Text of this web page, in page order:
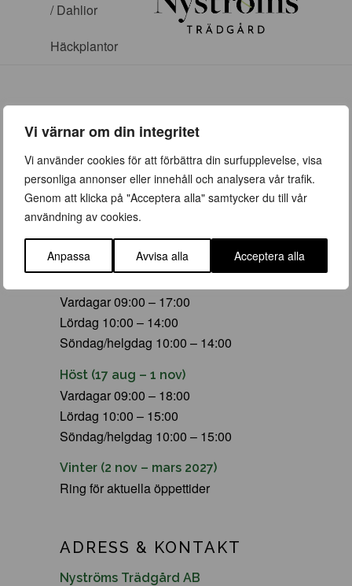
Vi värnar om din integritet
Vi använder cookies för att förbättra din surfupplevelse, visa
personliga annonser eller innehåll och analysera vår trafik.
Genom att klicka på "Acceptera alla" samtycker du till vår
användning av cookies.
Anpassa Avvisa alla Acceptera alla
/ Dahlior
Häckplantor
ÖPPETTIDER
Vår (23 mars – 28 juni)
Vardagar 09:00 – 19:00
Lördag 10:00 – 16:00
Söndag/helgdag 10:00 – 16:00
Vardagar 09:00 – 17:00
Lördag 10:00 – 14:00
Söndag/helgdag 10:00 – 14:00
Höst (17 aug – 1 nov)
Vardagar 09:00 – 18:00
Lördag 10:00 – 15:00
Söndag/helgdag 10:00 – 15:00
Vinter (2 nov – mars 2027)
Ring för aktuella öppettider
ADRESS & KONTAKT
Nyströms Trädgård AB